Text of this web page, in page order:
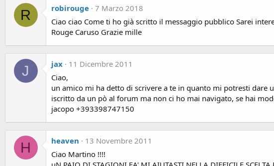
R robirouge 7 Marzo 2018
Ciao ciao Come ti ho già scritto il messaggio pubblico Sarei
Rouge Caruso Grazie mille
J jax
11 Dicembre 2011
Ciao,
un amico mi ha detto di scrivere a te in quanto mi potresti dare
iscritto da un pò al forum ma non ci ho mai navigato, se hai
jacopo +393398747150
H heaven
13 Novembre 2011
Ciao Martino !!!!